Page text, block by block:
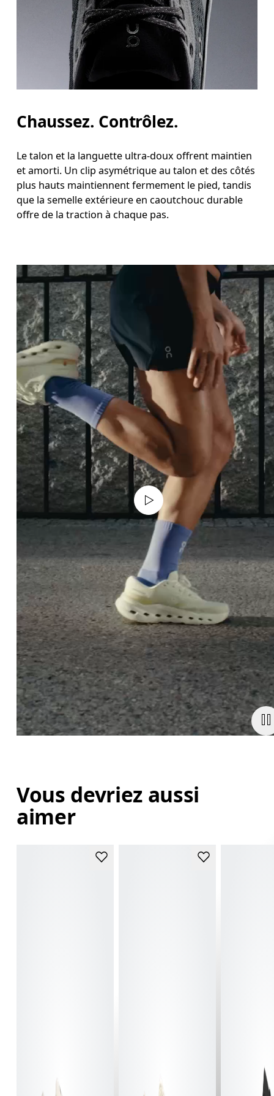
Chaussez. Contrôlez.
Le talon et la languette ultra-doux offrent maintien
et amorti. Un clip asymétrique au talon et des côtés
plus hauts maintiennent fermement le pied, tandis
que la semelle extérieure en caoutchouc durable
offre de la traction à chaque pas.
Vous devriez aussi
aimer